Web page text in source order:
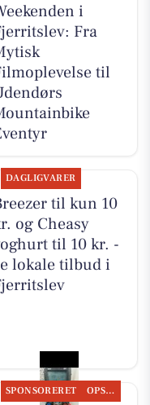
i
Fra
til
DAGLIGVARER
til kun 10
og Cheasy
til 10 kr. -
lokale tilbud i
SPONSORERET OPSLAGSTAVLEN